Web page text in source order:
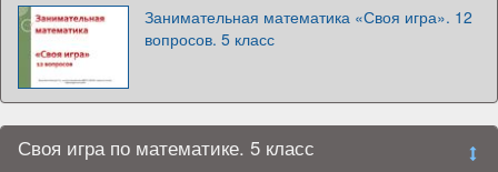
Занимательная математика «Своя игра». 12
вопросов. 5 класс
Своя игра по математике. 5 класс